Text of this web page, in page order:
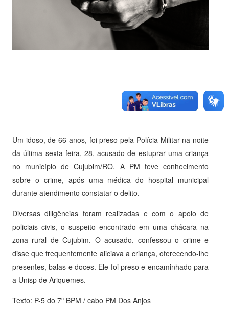
Um idoso, de 66 anos, foi preso pela Polícia Militar na noite
da última sexta-feira, 28, acusado de estuprar uma criança
no município de Cujubim/RO. A PM teve conhecimento
sobre o crime, após uma médica do hospital municipal
durante atendimento constatar o delito.
Diversas diligências foram realizadas e com o apoio de
policiais civis, o suspeito encontrado em uma chácara na
zona rural de Cujubim. O acusado, confessou o crime e
disse que frequentemente aliciava a criança, oferecendo-lhe
presentes, balas e doces. Ele foi preso e encaminhado para
a Unisp de Ariquemes.
Texto: P-5 do 7º BPM / cabo PM Dos Anjos